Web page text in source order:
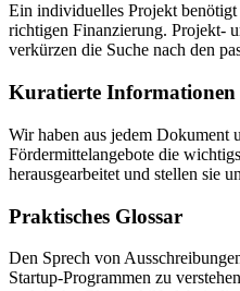
Ein individuelles Projekt
richtigen Finanzierung. Projekt-
verkürzen die Suche nach den
Kuratierte Informationen
Wir haben aus jedem Dokument
Fördermittelangebote die
herausgearbeitet und stellen sie
Praktisches Glossar
Den Sprech von
Startup-Programmen zu